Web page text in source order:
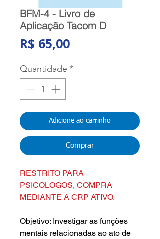
BFM-4 - Livro de
Aplicação Tacom D
R$ 65,00Preço
Quantidade *
Adicione ao carrinho
Comprar
RESTRITO PARA
PSICOLOGOS, COMPRA
MEDIANTE A CRP ATIVO.
Objetivo: Investigar as funções
mentais relacionadas ao ato de